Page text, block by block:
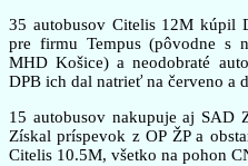
35 autobusov Citelis 12M kúpil
pre firmu Tempus (pôvodne s
MHD Košice) a neodobraté
DPB ich dal natrieť na červeno a
15 autobusov nakupuje aj SAD
Získal príspevok z OP ŽP a
Citelis 10.5M, všetko na pohon